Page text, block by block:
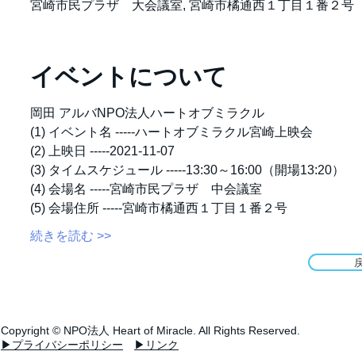
宮崎市民プラザ 大会議室, 宮崎市橘通西１丁目１番２号
イベントについて
岡田 アルバNPO法人ハートオブミラクル
(1) イベント名 -----ハートオブミラクル宮崎上映会
(2) 上映日 -----2021-11-07
(3) タイムスケジュール -----13:30～16:00（開場13:20）
(4) 会場名 -----宮崎市民プラザ　中会議室
(5) 会場住所 -----宮崎市橘通西１丁目１番２号
続きを読む >>
Copyright © NPO法人 Heart of Miracle. All Rights Reserved.
▶プライバシーポリシー
▶リンク